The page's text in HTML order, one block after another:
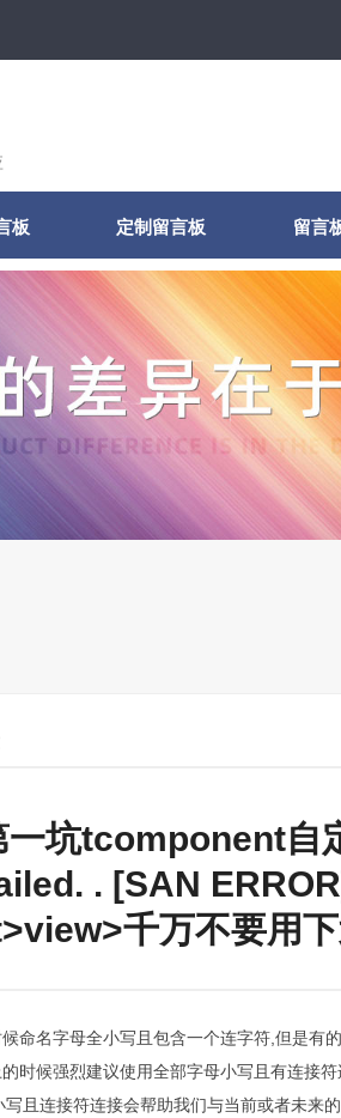
板 定制留言板 留言
一坑tcomponent自
. [SAN
千万不要用
命名字母全小写且包含一个连字符,但是有
时候强烈建议使用全部字母小写且有连接符
且连接符连接会帮助我们与当前或者未来